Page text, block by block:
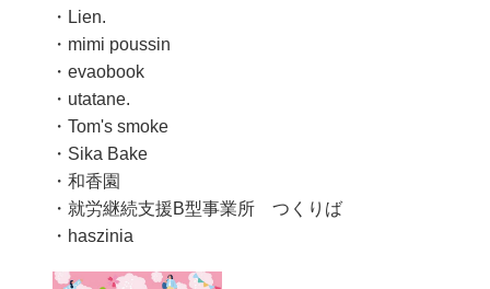
・Lien.
・mimi poussin
・evaobook
・utatane.
・Tom's smoke
・Sika Bake
・和香園
・就労継続支援B型事業所 つくりば
・haszinia